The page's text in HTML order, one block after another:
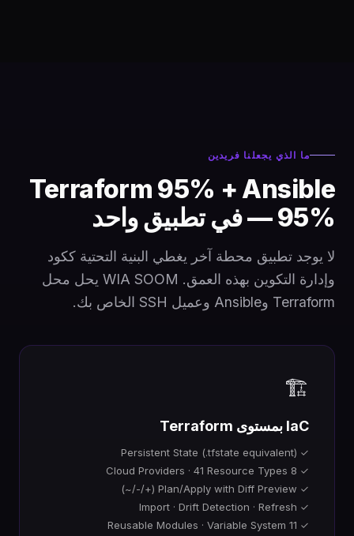
ما الذي يجعلنا فريدين
Terraform 95% + Ansible
95% — في تطبيق واحد
لا يوجد تطبيق محطة آخر يغطي البنية التحتية ككود
وإدارة التكوين بهذه العمق. WIA SOOM يحل محل
Terraform وAnsible وعميل SSH الخاص بك.
🏗️
IaC بمستوى Terraform
✓ Persistent State (.tfstate equivalent)
✓ 8 Cloud Providers · 41 Resource Types
✓ Plan/Apply with Diff Preview (+/-/~)
✓ Import · Drift Detection · Refresh
✓ 11 Reusable Modules · Variable System